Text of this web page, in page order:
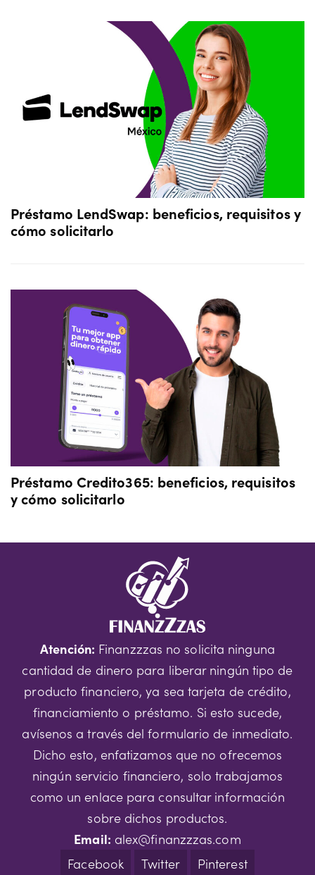
Préstamo LendSwap: beneficios, requisitos y
cómo solicitarlo
Préstamo Credito365: beneficios, requisitos
y cómo solicitarlo
Atención: Finanzzzas no solicita ninguna
cantidad de dinero para liberar ningún tipo de
producto financiero, ya sea tarjeta de crédito,
financiamiento o préstamo. Si esto sucede,
avísenos a través del formulario de inmediato.
Dicho esto, enfatizamos que no ofrecemos
ningún servicio financiero, solo trabajamos
como un enlace para consultar información
sobre dichos productos.
Email: alex@finanzzzas.com
Facebook
Twitter Pinterest